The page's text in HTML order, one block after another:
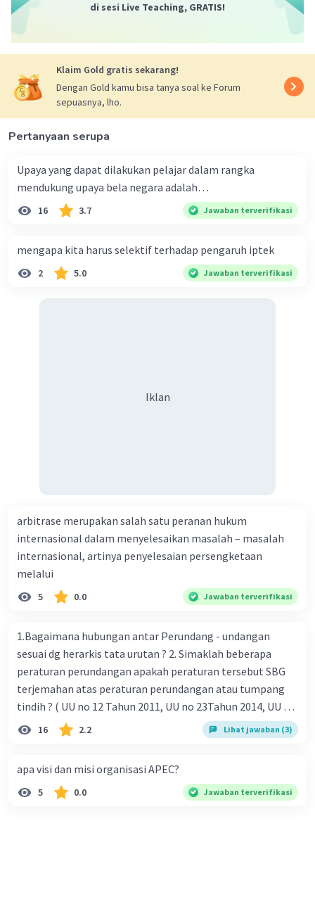
di sesi Live Teaching, GRATIS!
Klaim Gold gratis sekarang!
Dengan Gold kamu bisa tanya soal ke Forum
sepuasnya, lho.
Pertanyaan serupa
Upaya yang dapat dilakukan pelajar dalam rangka
mendukung upaya bela negara adalah…
16 3.7 Jawaban terverifikasi
mengapa kita harus selektif terhadap pengaruh iptek
2 5.0 Jawaban terverifikasi
Iklan
arbitrase merupakan salah satu peranan hukum
internasional dalam menyelesaikan masalah – masalah
internasional, artinya penyelesaian persengketaan
melalui
5 0.0 Jawaban terverifikasi
1.Bagaimana hubungan antar Perundang - undangan
sesuai dg herarkis tata urutan ? 2. Simaklah beberapa
peraturan perundangan apakah peraturan tersebut SBG
terjemahan atas peraturan perundangan atau tumpang
tindih ? ( UU no 12 Tahun 2011, UU no 23Tahun 2014, UU No
25 Tahun 2004 ) 3 . Tuliskan peraturan perundangan yg di
undangkan atas perintah TAP MPR NO I / MPR/ 2003
pasal18, pasal 22, pasal 23, Pasal 26 , Pasal 27,pasal ,pasal
28, pasal 29, pasal 30 ,pasal 31 dan pasal 33 )
16 2.2 Lihat jawaban (3)
apa visi dan misi organisasi APEC?
5 0.0 Jawaban terverifikasi